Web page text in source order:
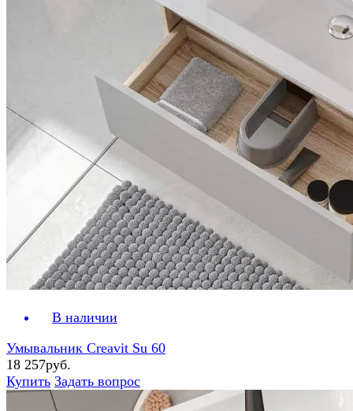
В наличии
Умывальник Creavit Su 60
18 257руб.
Купить Задать вопрос